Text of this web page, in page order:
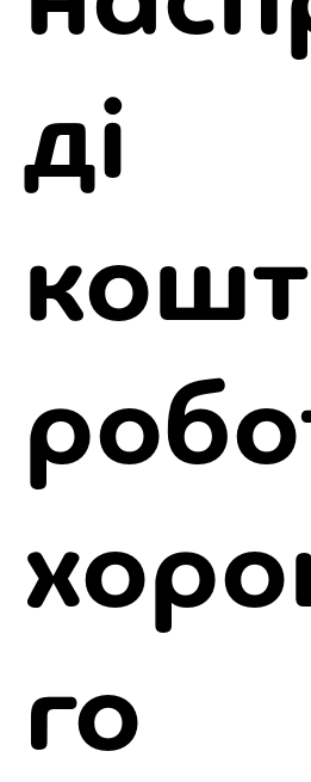
ді
го